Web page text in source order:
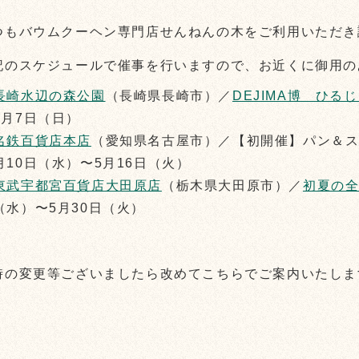
もバウムクーヘン専門店せんねんの木をご利用いただ
のスケジュールで催事を行いますので、お近くに御用
崎水辺の森公園 （長崎県長崎市）／ DEJIMA博 ひるじ
7日（日）
鉄百貨店本店
（愛知県名古屋市）／【初開催】パン＆
10日（水）〜5月16日（火）
武宇都宮百貨店大田原店
（栃木県大田原市）／ 初夏の
水）〜5月30日（火）
の変更等ございましたら改めてこちらでご案内いたし